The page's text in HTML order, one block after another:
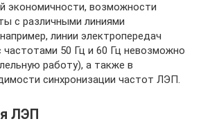
экономичности, возможности
с различными линиями
линии электропередач
частотами 50 Гц и 60 Гц невозможно
работу), а также в
синхронизации частот ЛЭП.
ЛЭП